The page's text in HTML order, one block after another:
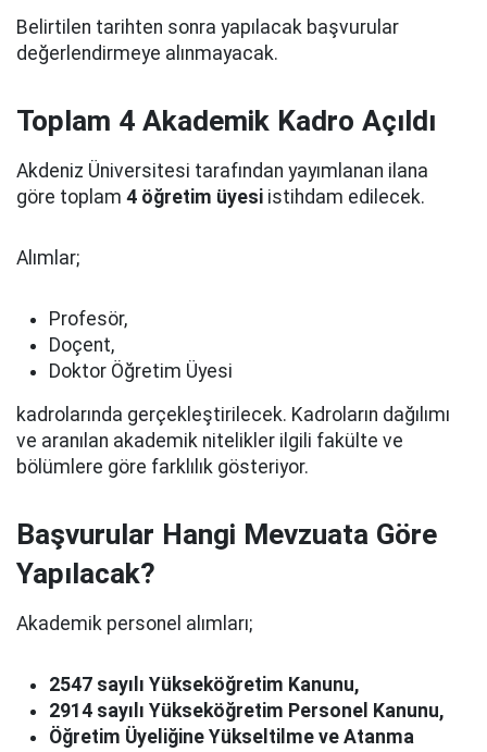
Belirtilen tarihten sonra yapılacak başvurular
değerlendirmeye alınmayacak.
Toplam 4 Akademik Kadro Açıldı
Akdeniz Üniversitesi tarafından yayımlanan ilana
göre toplam 4 öğretim üyesi istihdam edilecek.
Alımlar;
Profesör,
Doçent,
Doktor Öğretim Üyesi
kadrolarında gerçekleştirilecek. Kadroların dağılımı
ve aranılan akademik nitelikler ilgili fakülte ve
bölümlere göre farklılık gösteriyor.
Başvurular Hangi Mevzuata Göre
Yapılacak?
Akademik personel alımları;
2547 sayılı Yükseköğretim Kanunu,
2914 sayılı Yükseköğretim Personel Kanunu,
Öğretim Üyeliğine Yükseltilme ve Atanma